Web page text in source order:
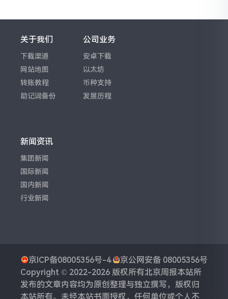
关于我们
下载渠道
网站地图
转账教程
助记词备份
公司业务
安卓下载
以太坊
币种支持
发展历程
新闻资讯
集团新闻
国际新闻
国内新闻
行业新闻
京ICP备08005356号-4
京公网安备 08005356号
Copyright © 2022-2026 版权所有北京周报本站所
发布的文章内容均为原创整理与独立撰写，版权归
本站所有。未经本站书面授权，任何单位或个人不